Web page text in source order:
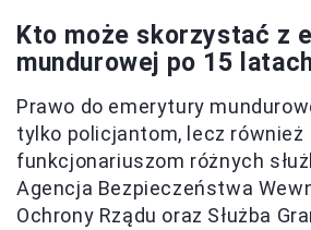
Kto może skorzystać z
mundurowej po 15
Prawo do emerytury
tylko policjantom, lecz również
funkcjonariuszom różnych
Agencja Bezpieczeństwa
Ochrony Rządu oraz Służba